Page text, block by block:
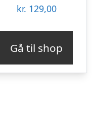
kr. 129,00
Gå til shop